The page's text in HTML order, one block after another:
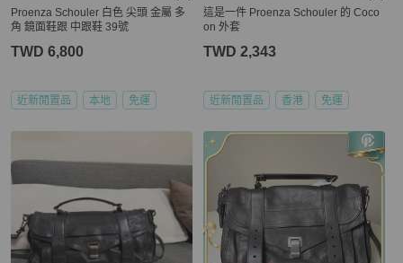
Proenza Schouler 白色 尖頭 金屬 多
角 鏡面鞋跟 中跟鞋 39號
TWD 6,800
近新閒置品 本地 免運
這是一件 Proenza Schouler 的 Coco
on 外套
TWD 2,343
近新閒置品 香港 免運